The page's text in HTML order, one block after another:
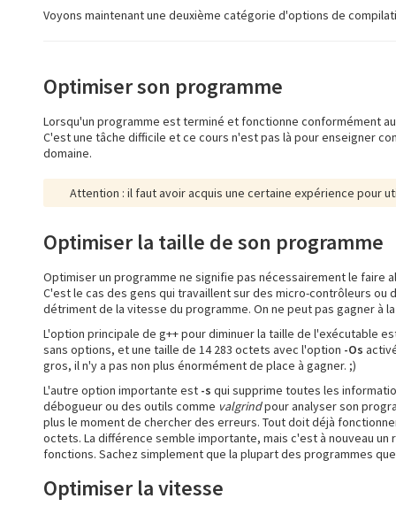
Voyons maintenant une deuxième catégorie d'options de
Optimiser son programme
Lorsqu'un programme est terminé et fonctionne conformément
C'est une tâche difficile et ce cours n'est pas là pour enseigner
domaine.
Attention : il faut avoir acquis une certaine expérience pour
Optimiser la taille de son programme
Optimiser un programme ne signifie pas nécessairement le faire
C'est le cas des gens qui travaillent sur des micro-contrôleurs
détriment de la vitesse du programme. On ne peut pas gagner à
L'option principale de g++ pour diminuer la taille de l'exécutable
sans options, et une taille de 14 283 octets avec l'option -Os
gros, il n'y a pas non plus énormément de place à gagner. ;)
L'autre option importante est -s qui supprime toutes les
débogueur ou des outils comme valgrindpour analyser son
plus le moment de chercher des erreurs. Tout doit déjà
octets. La différence semble importante, mais c'est à nouveau
fonctions. Sachez simplement que la plupart des programmes
Optimiser la vitesse